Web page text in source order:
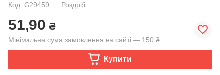
Код: G29459
Роздріб
51,90 ₴
Мінімальна сума замовлення на сайті — 150 ₴
Купити